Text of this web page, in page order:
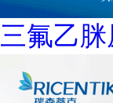
三氟乙